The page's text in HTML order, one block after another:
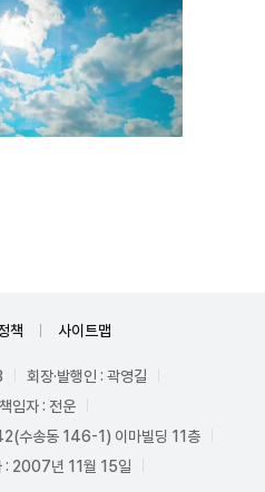
책 사이트맵
회장·발행인 : 곽영길
임자 : 전운
수송동 146-1) 이마빌딩 11층
: 2007년 11월 15일